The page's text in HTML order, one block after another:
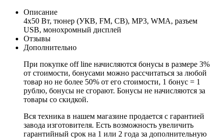
Описание
4x50 Вт, тюнер (УКВ, FM, СВ), MP3, WMA, разъем
USB, монохромный дисплей
Отзывы
Дополнительно
При покупке off line начисляются бонусы в размере 3%
от стоимости, бонусами можно рассчитаться за любой
товар но не более 50% от его стоимости, 1 бонус = 1
рублю, бонусы не сгорают. Бонусы не начисляются за
товары со скидкой.
Вся техника в нашем магазине продается с гарантией
завода изготовителя. Есть возможность увеличить
гарантийный срок на 1 или 2 года за дополнительную